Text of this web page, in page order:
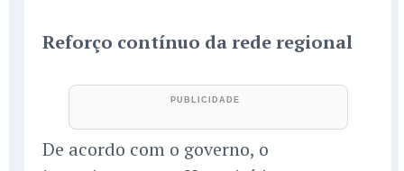
Reforço contínuo da rede regional
De acordo com o governo, o